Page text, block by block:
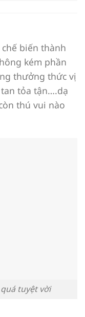
biến thành
kém phần
thưởng thức vị
tỏa tận….dạ
thú vui nào
tuyệt vời